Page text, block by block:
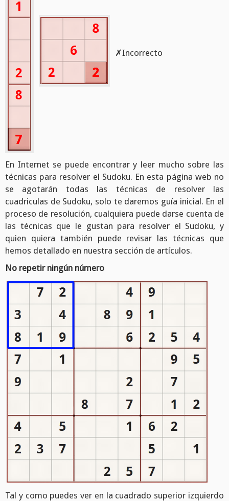
✗Incorrecto
En Internet se puede encontrar y leer mucho sobre las
técnicas para resolver el Sudoku. En esta página web no
se agotarán todas las técnicas de resolver las
cuadriculas de Sudoku, solo te daremos guía inicial. En el
proceso de resolución, cualquiera puede darse cuenta de
las técnicas que le gustan para resolver el Sudoku, y
quien quiera también puede revisar las técnicas que
hemos detallado en nuestra sección de artículos.
No repetir ningún número
Tal y como puedes ver en la cuadrado superior izquierdo